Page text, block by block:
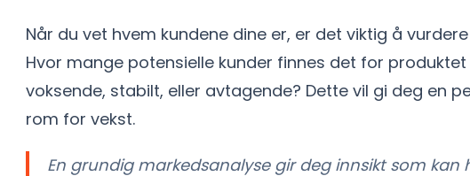
Når du vet hvem kundene dine er, er det viktig å
Hvor mange potensielle kunder finnes det for
voksende, stabilt, eller avtagende? Dette vil gi deg en
rom for vekst.
En grundig markedsanalyse gir deg innsikt som kan